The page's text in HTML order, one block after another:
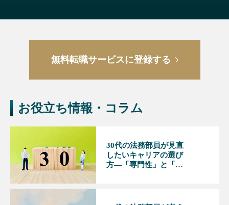
無料転職サービスに登録する
お役立ち情報・コラム
30代の法務部員が見直
したいキャリアの選び
方―「専門性」と「マ